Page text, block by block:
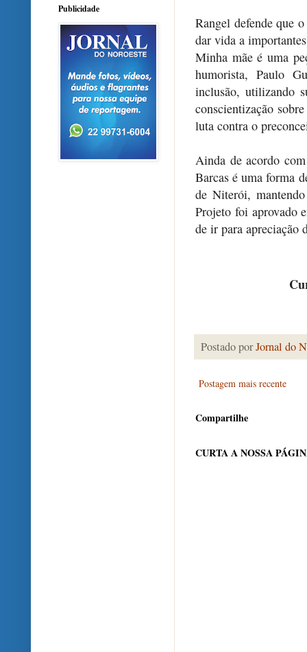
Rangel defende que
dar vida a
Minha mãe é uma
humorista, Paulo
inclusão, utilizando
conscientização
luta contra o
Ainda de acordo
Barcas é uma forma
de Niterói,
Projeto foi aprovado
de ir para apreciação
Postado porJornal do
Postagem mais recente
Compartilhe
CURTA A NOSSA
Publicidade